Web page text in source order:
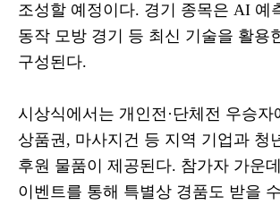
조성할 예정이다. 경기 종목은 AI 예
동작 모방 경기 등 최신 기술을 활용
구성된다.
시상식에서는 개인전 ·단체전 우승자
상품권 , 마사지건 등 지역 기업과 청
후원 물품이 제공된다. 참가자 가운
이벤트를 통해 특별상 경품도 받을